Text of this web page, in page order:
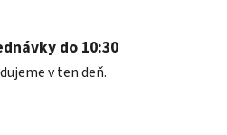
do 10:30
v ten deň.